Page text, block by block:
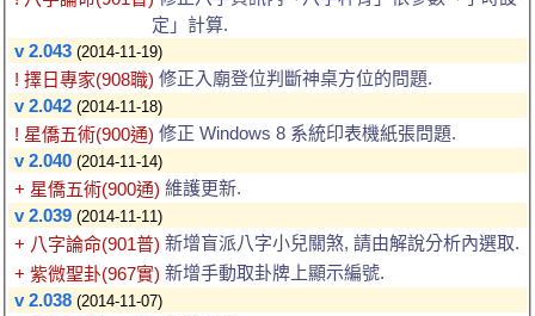
定」計算.
v 2.043 (2014-11-19)
! 擇日專家(908職) 修正入廟登位判斷神桌方位的問題.
v 2.042 (2014-11-18)
! 星僑五術(900通) 修正 Windows 8 系統印表機紙張問題.
v 2.040 (2014-11-14)
+ 星僑五術(900通) 維護更新.
v 2.039 (2014-11-11)
+ 八字論命(901普) 新增盲派八字小兒關煞, 請由解說分析內選取.
+ 紫微聖卦(967實) 新增手動取卦牌上顯示編號.
v 2.038 (2014-11-07)